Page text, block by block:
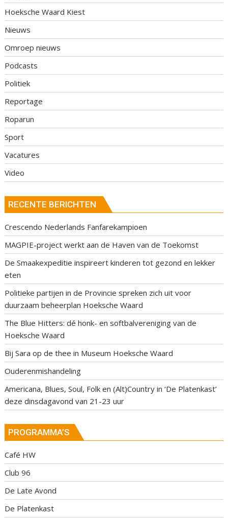
Hoeksche Waard Kiest
Nieuws
Omroep nieuws
Podcasts
Politiek
Reportage
Roparun
Sport
Vacatures
Video
RECENTE BERICHTEN
Crescendo Nederlands Fanfarekampioen
MAGPIE-project werkt aan de Haven van de Toekomst
De Smaakexpeditie inspireert kinderen tot gezond en lekker
eten
Politieke partijen in de Provincie spreken zich uit voor
duurzaam beheerplan Hoeksche Waard
The Blue Hitters: dé honk- en softbalvereniging van de
Hoeksche Waard
Bij Sara op de thee in Museum Hoeksche Waard
Ouderenmishandeling
Americana, Blues, Soul, Folk en (Alt)Country in ‘De Platenkast’
deze dinsdagavond van 21-23 uur
PROGRAMMA’S
Café HW
Club 96
De Late Avond
De Platenkast